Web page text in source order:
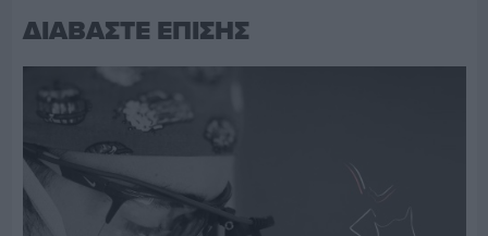
ΔΙΑΒΑΣΤΕ ΕΠΙΣΗΣ